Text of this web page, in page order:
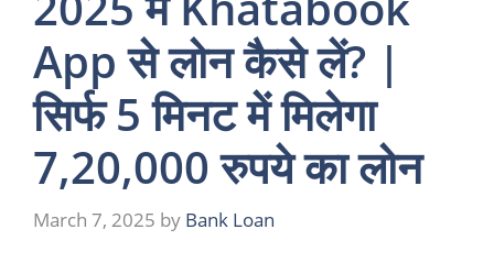
App से लोन कैसे लें? |
सिर्फ 5 मिनट में मिलेगा
7,20,000 रुपये का लोन
March 7, 2025 by Bank Loan